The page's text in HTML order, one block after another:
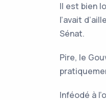
Il est bien
l’avait
Sénat.
Pire, le
Inféodé à